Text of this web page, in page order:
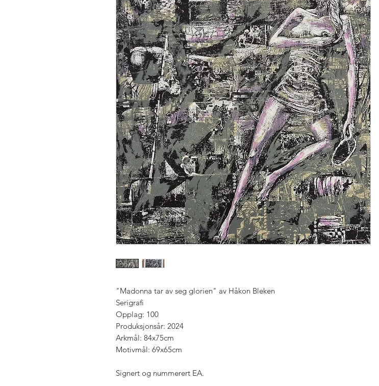
"Madonna tar av seg glorien" av Håkon Bleken
Serigrafi
Opplag: 100
Produksjonsår: 2024
Arkmål: 84x75cm
Motivmål: 69x65cm
Signert og nummerert EA.